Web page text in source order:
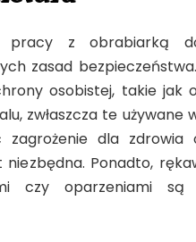
pracy z obrabiarką
zasad
osobistej, takie jak
zwłaszcza te używane
dla zdrowia
niezbędna. Ponadto,
czy oparzeniami są